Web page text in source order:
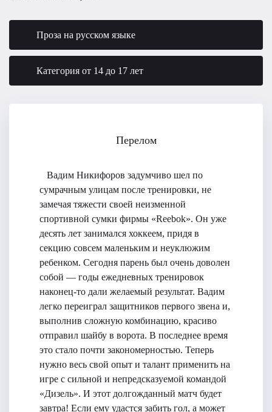
Проза на русском языке
Категория от 14 до 17 лет
Перелом
Вадим Никифоров задумчиво шел по
сумрачным улицам после тренировки, не
замечая тяжести своей неизменной
спортивной сумки фирмы «Reebok». Он уже
десять лет занимался хоккеем, придя в
секцию совсем маленьким и неуклюжим
ребенком. Сегодня парень был очень доволен
собой — годы ежедневных тренировок
наконец-то дали желаемый результат. Вадим
легко переиграл защитников первого звена и,
выполнив сложную комбинацию, красиво
отправил шайбу в ворота. В последнее время
это стало почти закономерностью. Теперь
нужно весь свой опыт и талант применить на
игре с сильной и непредсказуемой командой
«Дизель». И этот долгожданный матч будет
завтра! Если ему удастся забить гол, а может